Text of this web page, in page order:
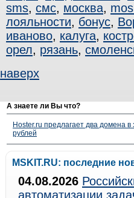
sms, смс, москва,
лояльности, бонус,
иваново, калуга,
орел, рязань,
наверх
А знаете ли Вы что?
Hoster.ru предлагает два домена
рублей
MSKIT.RU: последние
04.08.2026
автоматизации